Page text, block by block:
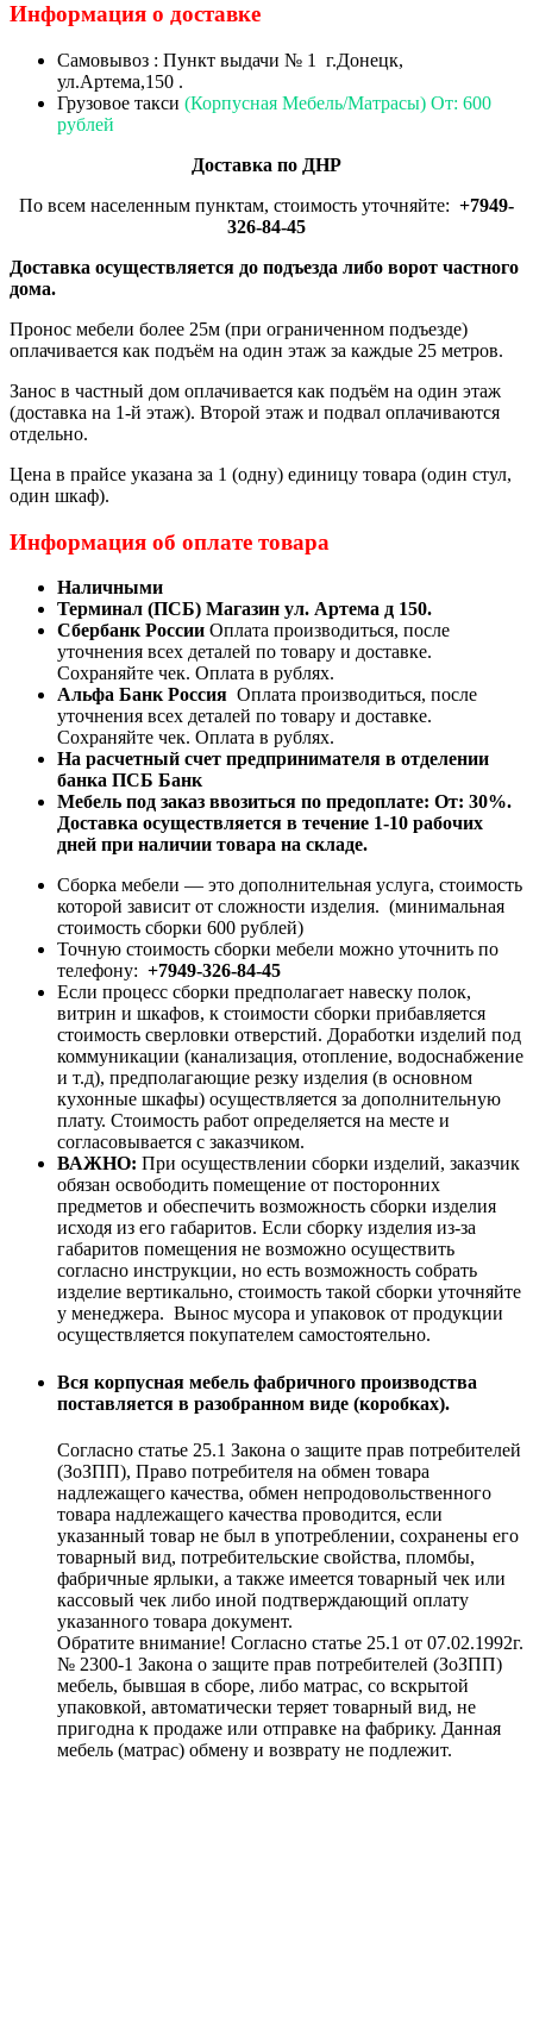
Информация о доставке
Самовывоз : Пункт выдачи № 1 г.Донецк,
ул.Артема,150 .
Грузовое такси (Корпусная Мебель/Матрасы) От: 600
рублей
Доставка по ДНР
По всем населенным пунктам, стоимость уточняйте: +7949-
326-84-45
Доставка осуществляется до подъезда либо ворот частного
дома.
Пронос мебели более 25м (при ограниченном подъезде)
оплачивается как подъём на один этаж за каждые 25 метров.
Занос в частный дом оплачивается как подъём на один этаж
(доставка на 1-й этаж). Второй этаж и подвал оплачиваются
отдельно.
Цена в прайсе указана за 1 (одну) единицу товара (один стул,
один шкаф).
Информация об оплате товара
Наличными
Терминал (ПСБ) Магазин ул. Артема д 150.
Сбербанк России Оплата производиться, после
уточнения всех деталей по товару и доставке.
Сохраняйте чек. Оплата в рублях.
Альфа Банк Россия Оплата производиться, после
уточнения всех деталей по товару и доставке.
Сохраняйте чек. Оплата в рублях.
На расчетный счет предпринимателя в отделении
банка ПСБ Банк
Мебель под заказ ввозиться по предоплате: От: 30%.
Доставка осуществляется в течение 1-10 рабочих
дней при наличии товара на складе.
Сборка мебели — это дополнительная услуга, стоимость
которой зависит от сложности изделия. (минимальная
стоимость сборки 600 рублей)
Точную стоимость сборки мебели можно уточнить по
телефону: +7949-326-84-45
Если процесс сборки предполагает навеску полок,
витрин и шкафов, к стоимости сборки прибавляется
стоимость сверловки отверстий. Доработки изделий под
коммуникации (канализация, отопление, водоснабжение
и т.д), предполагающие резку изделия (в основном
кухонные шкафы) осуществляется за дополнительную
плату. Стоимость работ определяется на месте и
согласовывается с заказчиком.
ВАЖНО: При осуществлении сборки изделий, заказчик
обязан освободить помещение от посторонних
предметов и обеспечить возможность сборки изделия
исходя из его габаритов. Если сборку изделия из-за
габаритов помещения не возможно осуществить
согласно инструкции, но есть возможность собрать
изделие вертикально, стоимость такой сборки уточняйте
у менеджера. Вынос мусора и упаковок от продукции
осуществляется покупателем самостоятельно.
Вся корпусная мебель фабричного производства
поставляется в разобранном виде (коробках).
Согласно статье 25.1 Закона о защите прав потребителей
(ЗоЗПП), Право потребителя на обмен товара
надлежащего качества, обмен непродовольственного
товара надлежащего качества проводится, если
указанный товар не был в употреблении, сохранены его
товарный вид, потребительские свойства, пломбы,
фабричные ярлыки, а также имеется товарный чек или
кассовый чек либо иной подтверждающий оплату
указанного товара документ.
Обратите внимание! Согласно статье 25.1 от 07.02.1992г.
№ 2300-1 Закона о защите прав потребителей (ЗоЗПП)
мебель, бывшая в сборе, либо матрас, со вскрытой
упаковкой, автоматически теряет товарный вид, не
пригодна к продаже или отправке на фабрику. Данная
мебель (матрас) обмену и возврату не подлежит.